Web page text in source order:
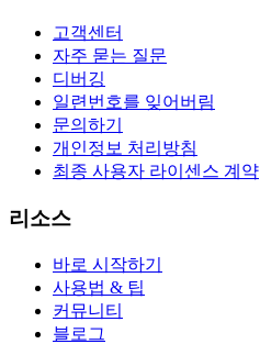
고객센터
자주 묻는 질문
디버깅
일련번호를 잊어버림
문의하기
개인정보 처리방침
최종 사용자 라이센스 계약
리소스
바로 시작하기
사용법 & 팁
커뮤니티
블로그